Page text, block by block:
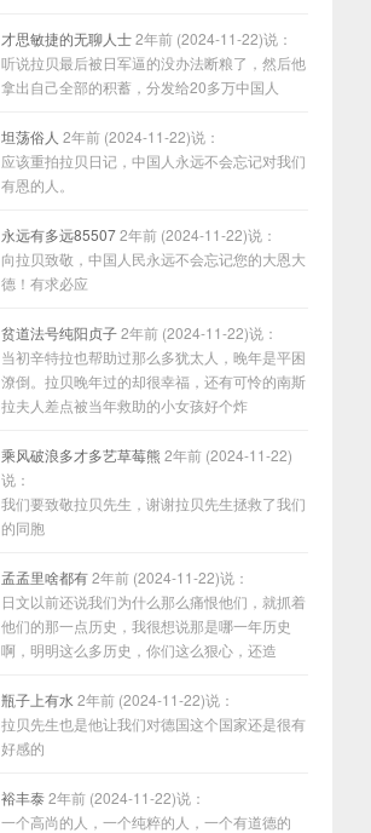
才思敏捷的无聊人士2年前 (2024-11-22)说：
听说拉贝最后被日军逼的没办法断粮了，然后他
拿出自己全部的积蓄，分发给20多万中国人
坦荡俗人 2年前 (2024-11-22)说：
应该重拍拉贝日记，中国人永远不会忘记对我们
有恩的人。
永远有多远855072年前 (2024-11-22)说：
向拉贝致敬，中国人民永远不会忘记您的大恩大
德！有求必应
贫道法号纯阳贞子2年前 (2024-11-22)说：
当初辛特拉也帮助过那么多犹太人，晚年是平困
潦倒。拉贝晚年过的却很幸福，还有可怜的南斯
拉夫人差点被当年救助的小女孩好个炸
乘风破浪多才多艺草莓熊 2年前 (2024-11-22)
说：
我们要致敬拉贝先生，谢谢拉贝先生拯救了我们
的同胞
孟孟里啥都有2年前 (2024-11-22)说：
日文以前还说我们为什么那么痛恨他们，就抓着
他们的那一点历史，我很想说那是哪一年历史
啊，明明这么多历史，你们这么狠心，还造
瓶子上有水 2年前 (2024-11-22)说：
拉贝先生也是他让我们对德国这个国家还是很有
好感的
裕丰泰2年前 (2024-11-22)说：
一个高尚的人，一个纯粹的人，一个有道德的